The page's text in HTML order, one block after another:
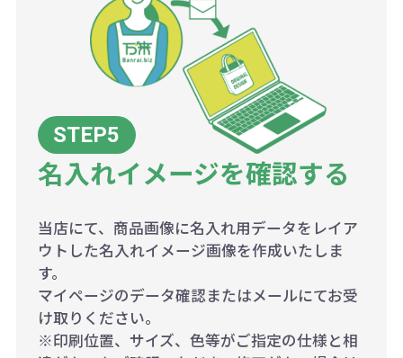
名入れイメージを確認する
当店にて、商品画像に名入れ用データをレイア
ウトした名入れイメージ画像を作成いたしま
す。
マイページのデータ確認またはメールにてお受
け取りください。
※印刷位置、サイズ、色等がご指定の仕様と相